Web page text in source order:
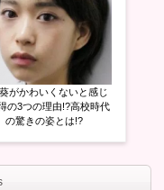
がかわいくないと感じ
の3つの理由!?高校時代
の驚きの姿とは!?